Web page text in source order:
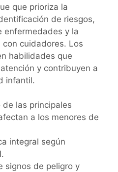
que prioriza la
de riesgos,
enfermedades y la
cuidadores. Los
habilidades que
y contribuyen a
infantil.
de las principales
a los menores de
integral según
signos de peligro y